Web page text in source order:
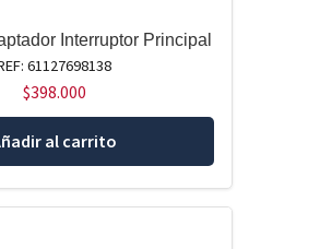
Interruptor Principal
61127698138
$398.000
al carrito